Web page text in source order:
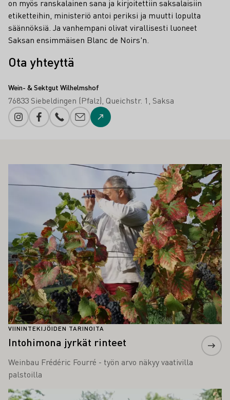
on myös ranskalainen sana ja kirjoitettiin saksalaisiin
etiketteihin, ministeriö antoi periksi ja muutti lopulta
säännöksiä. Ja vanhempani olivat virallisesti luoneet
Saksan ensimmäisen Blanc de Noirs'n.
Ota yhteyttä
Wein- & Sektgut Wilhelmshof
76833 Siebeldingen (Pfalz) Queichstr. 1 Saksa
InstagramFacebookPuhelinnumero
Sähköpostin lisäys
Verkkosivustolle
KIINNOSTAA SINUA
VIININTEKIJÖIDEN TARINOITA
Intohimona jyrkät rinteet
Weinbau Frédéric Fourré - työn arvo näkyy vaativilla
palstoilla
Lue lisää